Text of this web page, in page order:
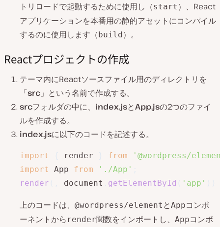
トリロードで起動するために使用し（start ）、React
アプリケーションを本番用の静的アセットにコンパイル
するのに使用します（build）。
Reactプロジェクトの作成
テーマ内にReactソースファイル用のディレクトリを
「src 」という名前で作成する。
srcフォルダの中に、 index.jsとApp.jsの2つのファイ
ルを作成する。
index.jsに以下のコードを記述する。
import render from
'@wordpress/
import
App from './App'
render
document getElementById 'app'
上のコードは、 @wordpress/element とAppコンポ
ーネントから render関数をインポートし、 Appコンポ